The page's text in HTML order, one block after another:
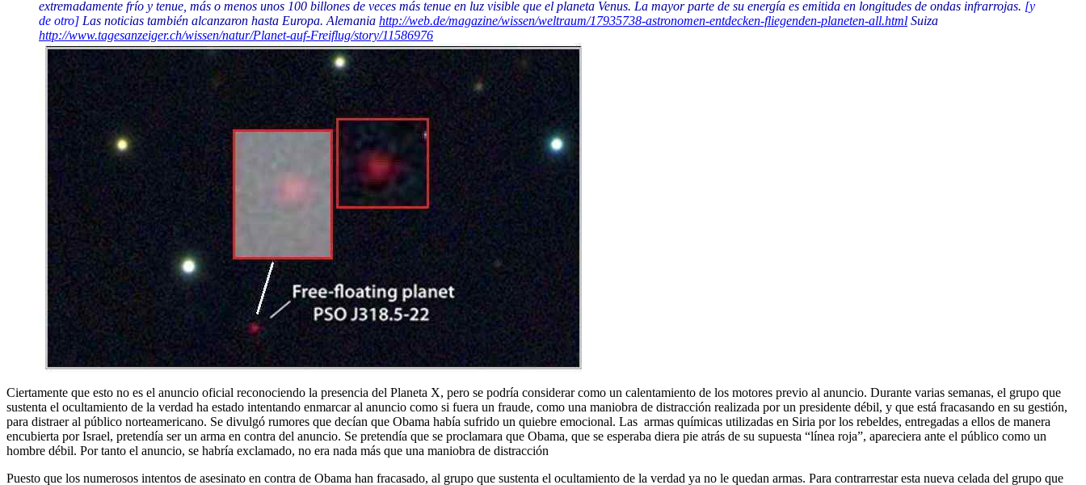
extremadamente frío y tenue, más o menos unos 100 billones de veces más tenue en luz visible que el planeta Venus. La mayor parte de su energía es emitida en longitudes de ondas infrarrojas. [y
de otro] Las noticias también alcanzaron hasta Europa. Alemania http://web.de/magazine/wissen/weltraum/17935738-astronomen-entdecken-fliegenden-planeten-all.html Suiza
http://www.tagesanzeiger.ch/wissen/natur/Planet-auf-Freiflug/story/11586976
Ciertamente que esto no es el anuncio oficial reconociendo la presencia del Planeta X, pero se podría considerar como un calentamiento de los motores previo al anuncio. Durante varias semanas, el grupo que
sustenta el ocultamiento de la verdad ha estado intentando enmarcar al anuncio como si fuera un fraude, como una maniobra de distracción realizada por un presidente débil, y que está fracasando en su gestión,
para distraer al público norteamericano. Se divulgó rumores que decían que Obama había sufrido un quiebre emocional. Las armas químicas utilizadas en Siria por los rebeldes, entregadas a ellos de manera
encubierta por Israel, pretendía ser un arma en contra del anuncio. Se pretendía que se proclamara que Obama, que se esperaba diera pie atrás de su supuesta “línea roja”, apareciera ante el público como un
hombre débil. Por tanto el anuncio, se habría exclamado, no era nada más que una maniobra de distracción
Puesto que los numerosos intentos de asesinato en contra de Obama han fracasado, al grupo que sustenta el ocultamiento de la verdad ya no le quedan armas. Para contrarrestar esta nueva celada del grupo que